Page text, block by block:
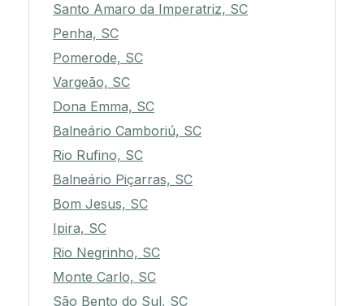
Santo Amaro da Imperatriz, SC
Penha, SC
Pomerode, SC
Vargeão, SC
Dona Emma, SC
Balneário Camboriú, SC
Rio Rufino, SC
Balneário Piçarras, SC
Bom Jesus, SC
Ipira, SC
Rio Negrinho, SC
Monte Carlo, SC
São Bento do Sul, SC